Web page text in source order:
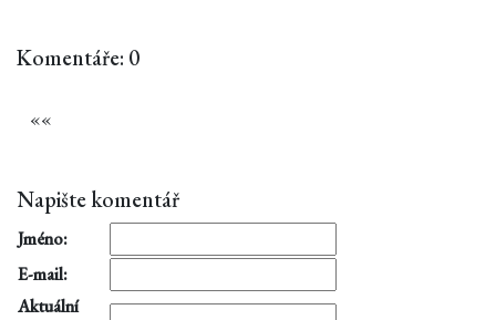
Komentáře: 0
««
Napište komentář
Jméno:
E-mail:
Aktuální